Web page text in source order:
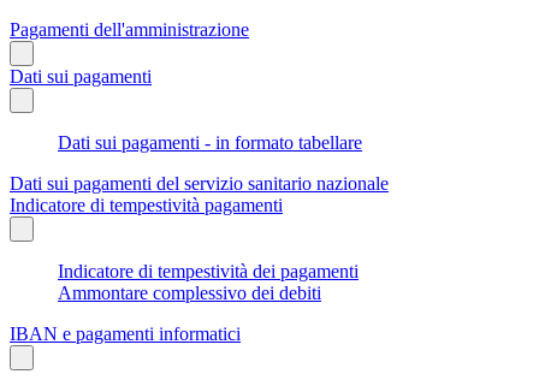
Pagamenti dell'amministrazione
Dati sui pagamenti
Dati sui pagamenti - in formato tabellare
Dati sui pagamenti del servizio sanitario nazionale
Indicatore di tempestività pagamenti
Indicatore di tempestività dei pagamenti
Ammontare complessivo dei debiti
IBAN e pagamenti informatici